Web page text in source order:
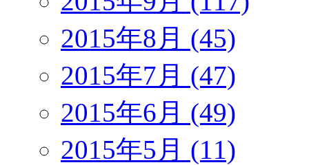
2015年8月 (45)
2015年7月 (47)
2015年6月 (49)
2015年5月 (11)